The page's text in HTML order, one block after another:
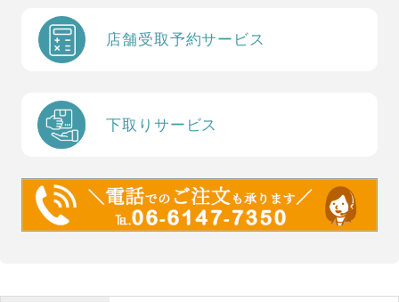
店舗受取予約サービス
下取りサービス